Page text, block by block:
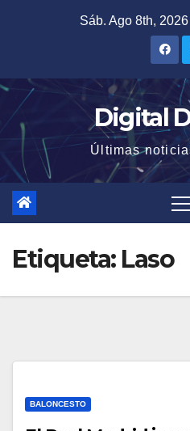
Sáb. Ago 8th, 2026
Digital
Últimas
Etiqueta: Laso
BALONCESTO